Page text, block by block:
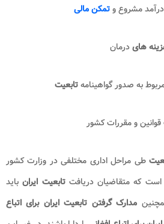
مشروع وتمکن مالی
هایدرمان
به صدور گواهینامهتابعیت
و مقررات کشور
طی مراحل اداری مختلفی در وزارت کشور
است که متقاضیان دریافتتابعیت ایرانباید
مدارک گرفتن تابعیت ایران برای اتباع